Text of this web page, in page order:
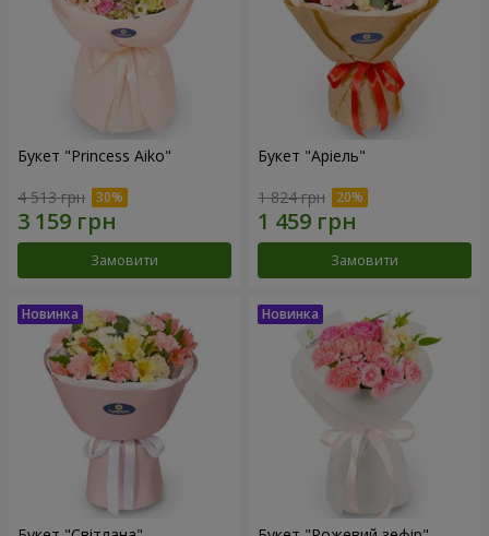
Букет "Princess Aiko"
4 513 грн
Замовити
Букет "Аріель"
1 824 грн
Замовити